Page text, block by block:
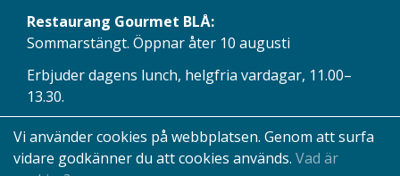
Vi använder cookies på webbplatsen. Genom att surfa
vidare godkänner du att cookies används. Vad är
Restaurang Gourmet BLÅ:
Sommarstängt. Öppnar åter 10 augusti
Erbjuder dagens lunch, helgfria vardagar, 11.00–
13.30.